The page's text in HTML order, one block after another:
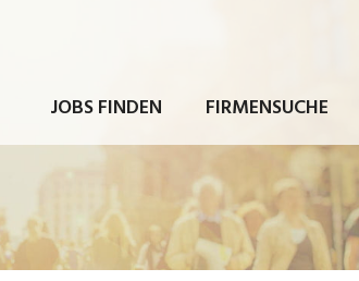
JOBS FINDEN FIRMENSUCHE